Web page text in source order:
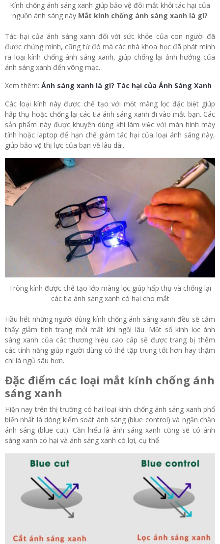
Kính chống ánh sáng xanh giúp bảo vệ đôi mắt khỏi tác hại của
nguồn ánh sáng này Mắt kính chống ánh sáng xanh là gì?
Tác hại của ánh sáng xanh đối với sức khỏe của con người đã
được chứng minh, cũng từ đó mà các nhà khoa học đã phát minh
ra loại kính chống ánh sáng xanh, giúp chống lại ảnh hưởng của
ánh sáng xanh đến võng mạc.
Xem thêm: Ánh sáng xanh là gì? Tác hại của Ánh Sáng Xanh
Các loại kính này được chế tạo với một màng lọc đặc biệt giúp
hấp thụ hoặc chống lại các tia ánh sáng xanh đi vào mắt bạn. Các
sản phẩm này được khuyên dùng khi làm việc với màn hình máy
tính hoặc laptop để hạn chế giảm tác hại của loại ánh sáng này,
giúp bảo vệ thị lực của bạn về lâu dài.
Tròng kính được chế tạo lớp màng lọc giúp hấp thụ và chống lại
các tia ánh sáng xanh có hại cho mắt
Hầu hết những người dùng kính chống ánh sáng xanh đều sẽ cảm
thấy giảm tình trạng mỏi mắt khi ngồi lâu. Một số kính lọc ánh
sáng xanh của các thương hiệu cao cấp sẽ được trang bị thêm
các tính năng giúp người dùng có thể tập trung tốt hơn hay thậm
chí là ngủ sâu hơn.
Đặc điểm các loại mắt kính chống ánh
sáng xanh
Hiện nay trên thị trường có hai loại kính chống ánh sáng xanh phổ
biến nhất là dòng kiểm soát ánh sáng (blue control) và ngăn chặn
ánh sáng (blue cut). Cần hiểu là ánh sáng xanh cũng sẽ có ánh
sáng xanh có hại và ánh sáng xanh có lợi, cụ thể